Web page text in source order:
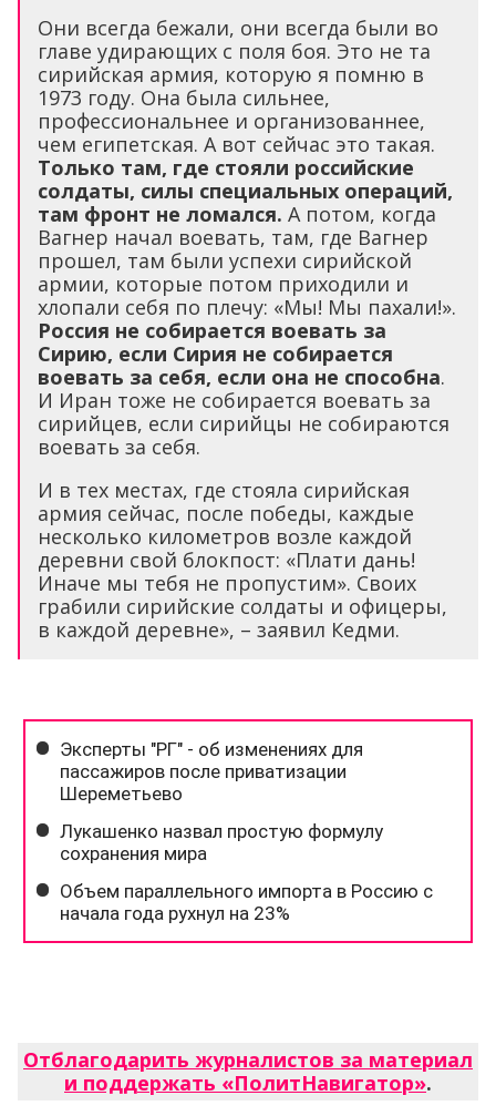
Они всегда бежали, они всегда были во
главе удирающих с поля боя. Это не та
сирийская армия, которую я помню в
1973 году. Она была сильнее,
профессиональнее и организованнее,
чем египетская. А вот сейчас это такая.
Только там, где стояли российские
солдаты, силы специальных операций,
там фронт не ломался. А потом, когда
Вагнер начал воевать, там, где Вагнер
прошел, там были успехи сирийской
армии, которые потом приходили и
хлопали себя по плечу: «Мы! Мы пахали!».
Россия не собирается воевать за
Сирию, если Сирия не собирается
воевать за себя, если она не способна.
И Иран тоже не собирается воевать за
сирийцев, если сирийцы не собираются
воевать за себя.
И в тех местах, где стояла сирийская
армия сейчас, после победы, каждые
несколько километров возле каждой
деревни свой блокпост: «Плати дань!
Иначе мы тебя не пропустим». Своих
грабили сирийские солдаты и офицеры,
в каждой деревне», – заявил Кедми.
Отблагодарить журналистов за материал
и поддержать «ПолитНавигатор».